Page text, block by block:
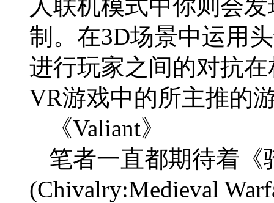
人联机模式中你则会
制。在3D场景中运用
进行玩家之间的对抗
VR游戏中的所主推的
《Valiant》
笔者一直都期待着《
(Chivalry:Medieval